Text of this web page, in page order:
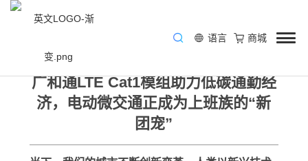
语言
商城
广和通LTE Cat1模组助力低碳通勤经
济，电动微交通正成为上班族的“新
团宠”